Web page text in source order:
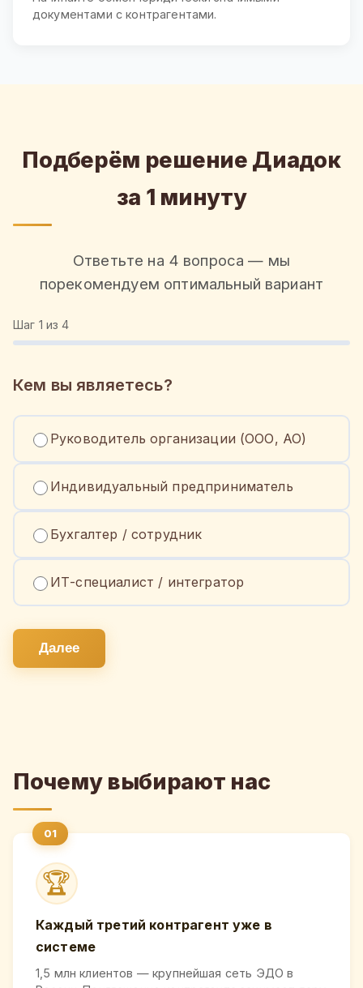
документами с контрагентами.
Подберём решение Диадок
за 1 минуту
Ответьте на 4 вопроса — мы
порекомендуем оптимальный вариант
Шаг 1 из 4
Кем вы являетесь?
Руководитель организации (ООО, АО)
Индивидуальный предприниматель
Бухгалтер / сотрудник
ИТ-специалист / интегратор
Далее
Почему выбирают нас
🏆
Каждый третий контрагент уже в
системе
1,5 млн клиентов — крупнейшая сеть ЭДО в